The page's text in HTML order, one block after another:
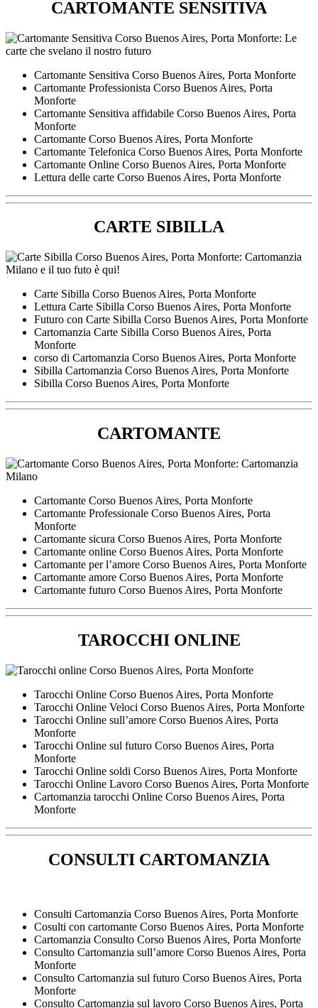
CARTOMANTE SENSITIVA
Cartomante Sensitiva ​Corso Buenos Aires,​ Porta Monforte
Cartomante Professionista ​Corso Buenos Aires,​ Porta
Monforte
Cartomante Sensitiva affidabile ​Corso Buenos Aires,​ Porta
Monforte
Cartomante ​Corso Buenos Aires,​ Porta Monforte
Cartomante Telefonica ​Corso Buenos Aires,​ Porta Monforte
Cartomante Online ​Corso Buenos Aires,​ Porta Monforte
Lettura delle carte ​Corso Buenos Aires,​ Porta Monforte
CARTE SIBILLA
Carte Sibilla ​Corso Buenos Aires,​ Porta Monforte
Lettura Carte Sibilla ​Corso Buenos Aires,​ Porta Monforte
Futuro con Carte Sibilla ​Corso Buenos Aires,​ Porta Monforte
Cartomanzia Carte Sibilla ​Corso Buenos Aires,​ Porta
Monforte
corso di Cartomanzia ​Corso Buenos Aires,​ Porta Monforte
Sibilla Cartomanzia ​Corso Buenos Aires,​ Porta Monforte
Sibilla ​Corso Buenos Aires,​ Porta Monforte
CARTOMANTE
Cartomante ​Corso Buenos Aires,​ Porta Monforte
Cartomante Professionale ​Corso Buenos Aires,​ Porta
Monforte
Cartomante sicura ​Corso Buenos Aires,​ Porta Monforte
Cartomante online ​Corso Buenos Aires,​ Porta Monforte
Cartomante per l’amore ​Corso Buenos Aires,​ Porta Monforte
Cartomante amore ​Corso Buenos Aires,​ Porta Monforte
Cartomante futuro ​Corso Buenos Aires,​ Porta Monforte
TAROCCHI ONLINE
Tarocchi Online ​Corso Buenos Aires,​ Porta Monforte
Tarocchi Online Veloci ​Corso Buenos Aires,​ Porta Monforte
Tarocchi Online sull’amore ​Corso Buenos Aires,​ Porta
Monforte
Tarocchi Online sul futuro ​Corso Buenos Aires,​ Porta
Monforte
Tarocchi Online soldi ​Corso Buenos Aires,​ Porta Monforte
Tarocchi Online Lavoro ​Corso Buenos Aires,​ Porta Monforte
Cartomanzia tarocchi Online ​Corso Buenos Aires,​ Porta
Monforte
CONSULTI CARTOMANZIA
Consulti Cartomanzia ​Corso Buenos Aires,​ Porta Monforte
Cosulti con cartomante ​Corso Buenos Aires,​ Porta Monforte
Cartomanzia Consulto ​Corso Buenos Aires,​ Porta Monforte
Consulto Cartomanzia sull’amore ​Corso Buenos Aires,​ Porta
Monforte
Consulto Cartomanzia sul futuro ​Corso Buenos Aires,​ Porta
Monforte
Consulto Cartomanzia sul lavoro ​Corso Buenos Aires,​ Porta